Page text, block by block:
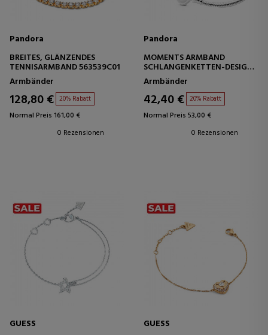
Pandora
BREITES, GLÄNZENDES
TENNISARMBAND 563539C01
Armbänder
128,80 € 20% Rabatt
Normal Preis 161,00 €
0 Rezensionen
Pandora
MOMENTS ARMBAND
SCHLANGENKETTEN-DESIGN
MIT HERZVERSCHLUSS
599206C00
Armbänder
42,40 € 20% Rabatt
Normal Preis 53,00 €
0 Rezensionen
GUESS
GUESS